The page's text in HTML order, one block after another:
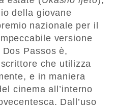
della giovane
nazionale per il
versione
Dos Passos è,
che utilizza
e in maniera
cinema all’interno
Dall’uso